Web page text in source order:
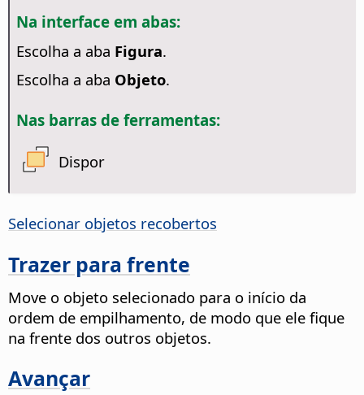
Na interface em abas:
Escolha a aba Figura.
Escolha a aba Objeto.
Nas barras de ferramentas:
Dispor
Selecionar objetos recobertos
Trazer para frente
Move o objeto selecionado para o início da
ordem de empilhamento, de modo que ele fique
na frente dos outros objetos.
Avançar